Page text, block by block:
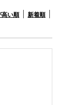
い順 新着順